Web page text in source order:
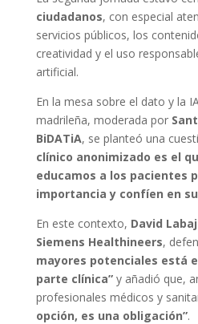
ciudadanos, con especial
servicios públicos, los
creatividad y el uso
artificial.
En la mesa sobre el dato y la
madrileña, moderada por
BiDATiA, se planteó una
clínico anonimizado es el
educamos a los pacientes
importancia y confíen en su
En este contexto, David
Siemens Healthineers,
mayores potenciales está
parte clínica”y añadió que,
profesionales médicos y
opción, es una obligación”.